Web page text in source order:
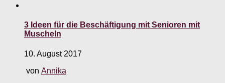
3 Ideen für die Beschäftigung mit Senioren mit
Muscheln
10. August 2017
von Annika